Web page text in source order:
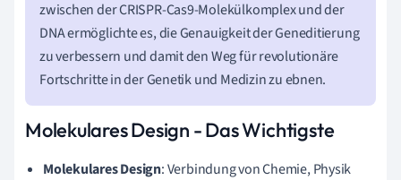
zwischen der CRISPR-Cas9-Molekülkomplex und der
DNA ermöglichte es, die Genauigkeit der Geneditierung
zu verbessern und damit den Weg für revolutionäre
Fortschritte in der Genetik und Medizin zu ebnen.
Molekulares Design - Das Wichtigste
Molekulares Design: Verbindung von Chemie, Physik